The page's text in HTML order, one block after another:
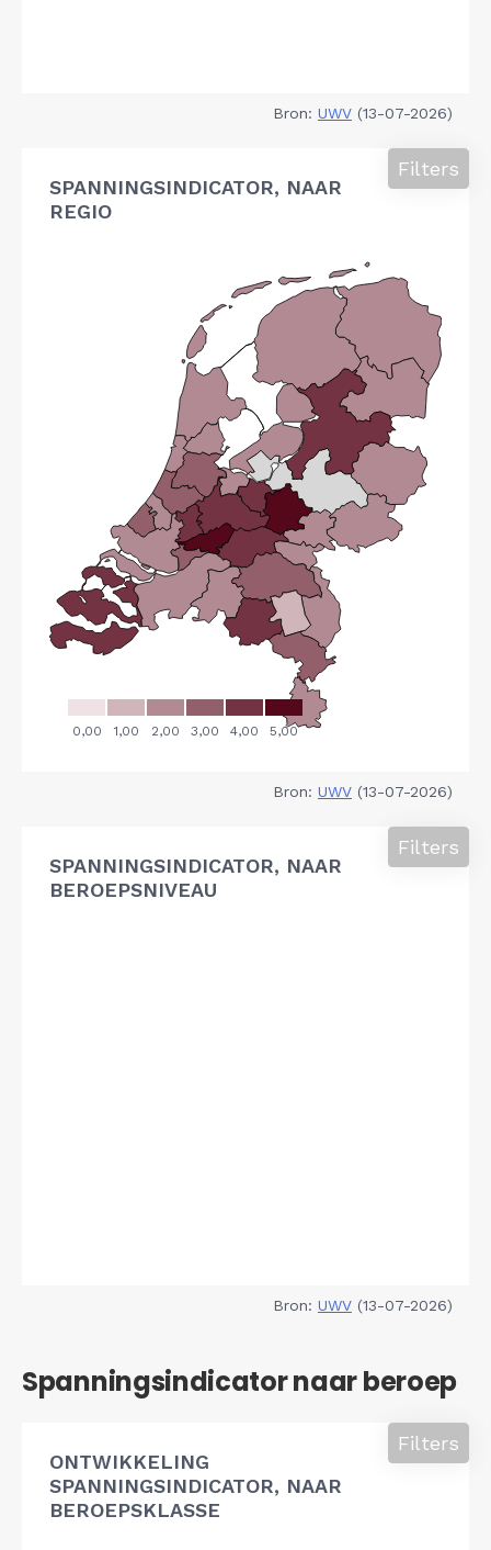
Bron: UWV (13-07-2026)
SPANNINGSINDICATOR, NAAR
REGIO
Filters
Bron: UWV (13-07-2026)
SPANNINGSINDICATOR, NAAR
BEROEPSNIVEAU
Filters
Bron: UWV (13-07-2026)
Spanningsindicator naar beroep
ONTWIKKELING
SPANNINGSINDICATOR, NAAR
BEROEPSKLASSE
Filters